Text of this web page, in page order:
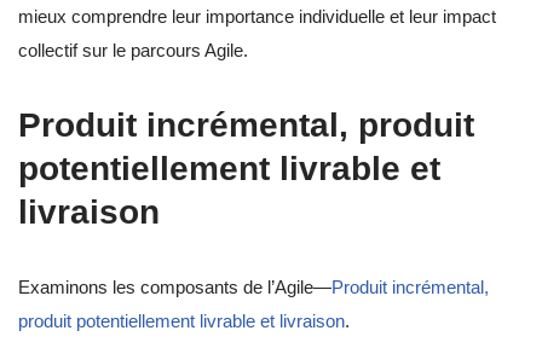
mieux comprendre leur importance individuelle et leur impact
collectif sur le parcours Agile.
Produit incrémental, produit
potentiellement livrable et
livraison
Examinons les composants de l’Agile—Produit incrémental,
produit potentiellement livrable et livraison.